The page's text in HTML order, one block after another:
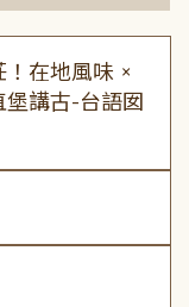
！在地風味 ×
講古-台語囡